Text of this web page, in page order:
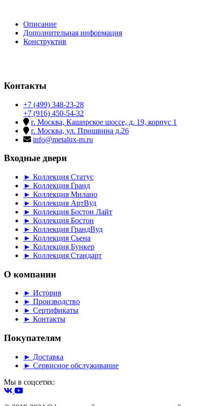
Описание
Дополнительная информация
Конструктив
Контакты
+7 (499) 348-23-28
+7 (916) 450-54-32
г. Москва, Каширское шоссе, д. 19, корпус 1
г. Москва, ул. Пришвина д.26
info@metalux-m.ru
Входные двери
► Коллекция Статус
► Коллекция Гранд
► Коллекция Милано
► Коллекция АртВуд
► Коллекция Бостон Лайт
► Коллекция Бостон
► Коллекция ГрандВуд
► Коллекция Сьена
► Коллекция Бункер
► Коллекция Стандарт
О компании
► История
► Производство
► Сертификаты
► Контакты
Покупателям
► Доставка
► Сервисное обслуживание
Мы в соцсетях: